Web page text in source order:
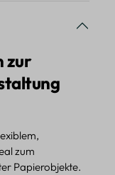
zur
zum
Papierobjekte.